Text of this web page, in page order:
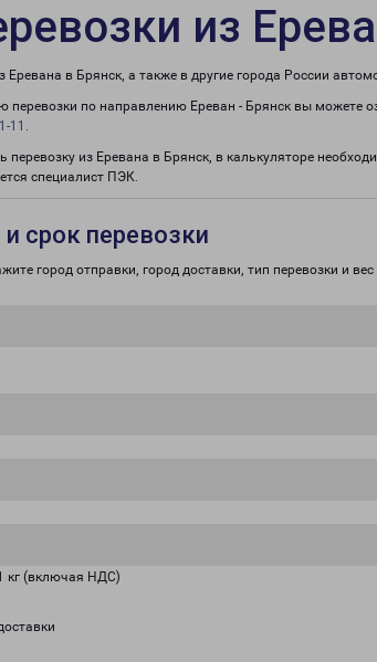
из
Еревана в Брянск, а также в другие города России
перевозки по направлению Ереван - Брянск вы можете
11 .
перевозку из Еревана в Брянск, в калькуляторе
специалист ПЭК.
срок перевозки
город отправки, город доставки, тип перевозки и вес
кг (включая НДС)